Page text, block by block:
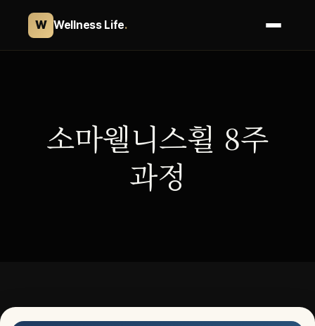
W Wellness Life.
소마웰니스휠 8주
과정